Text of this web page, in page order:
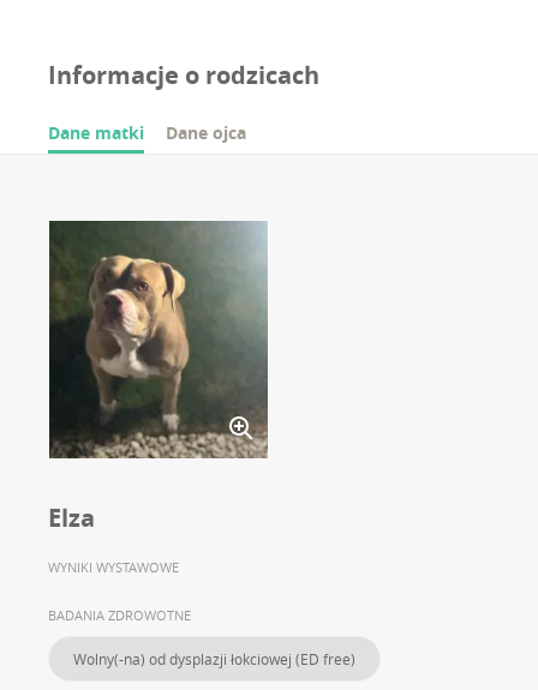
Informacje o rodzicach
Dane matki Dane ojca
Elza
WYNIKI WYSTAWOWE
BADANIA ZDROWOTNE
Wolny(-na) od dysplazji łokciowej (ED free)